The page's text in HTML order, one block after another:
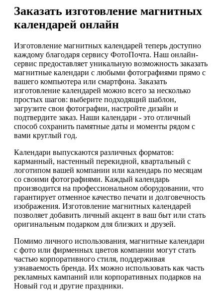
Заказать изготовление магнитных
календарей онлайн
Изготовление магнитных календарей теперь доступно
каждому благодаря сервису ФотоПочта. Наш онлайн-
сервис предоставляет уникальную возможность заказать
магнитные календари с любыми фотографиями прямо с
вашего компьютера или смартфона. Заказать
изготовление календарей можно всего за несколько
простых шагов: выберите подходящий шаблон,
загрузите свои фотографии, настройте дизайн и
подтвердите заказ. Наши календари - это отличный
способ сохранить памятные даты и моменты рядом с
вами круглый год.
Календари выпускаются различных форматов:
карманный, настенный перекидной, квартальный с
логотипом вашей компании или календарь по месяцам
со своими фотографиями. Каждый календарь
производится на профессиональном оборудовании, что
гарантирует отменное качество печати и долговечность
изображения. Изготовление магнитных календарей
позволяет добавить личный акцент в ваш быт или стать
оригинальным подарком для близких и друзей.
Помимо личного использования, магнитные календари
с фото или фирменных цветов компании могут стать
частью корпоративного стиля, поддерживая
узнаваемость бренда. Их можно использовать как часть
рекламных кампаний или корпоративных подарков на
Новый год и другие праздники.